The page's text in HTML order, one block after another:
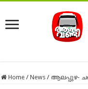
Home / News / ആലപ്പുഴ-